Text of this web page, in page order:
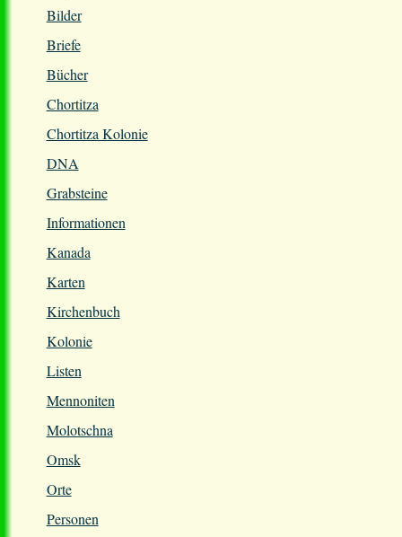
Bilder
Briefe
Bücher
Chortitza
Chortitza Kolonie
DNA
Grabsteine
Informationen
Kanada
Karten
Kirchenbuch
Kolonie
Listen
Mennoniten
Molotschna
Omsk
Orte
Personen